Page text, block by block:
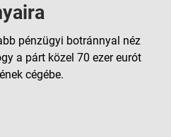
pénzügyi botránnyal néz
a párt közel 70 ezer eurót
cégébe.